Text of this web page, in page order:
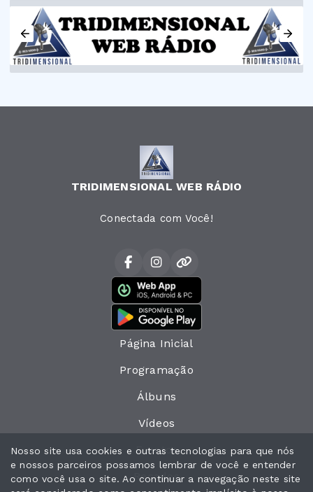
TRIDIMENSIONAL WEB RÁDIO
Conectada com Você!
Página Inicial
Programação
Álbuns
Vídeos
Eventos
Recados
Nosso site usa cookies e outras tecnologias para que nós
e nossos parceiros possamos lembrar de você e entender
como você usa o site. Ao continuar a navegação neste site